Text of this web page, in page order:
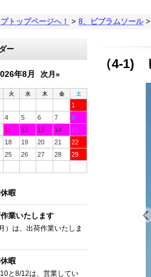
トップページへ！ > 8、ビブラムソール >
ー
年8月 次月»
火 水 木 金 土
1
4 5 6 7
8
11 12 13 14
15
18 19 20 21
22
25 26 27 28
29
暇
業いたします
）は、出荷作業いたしま
暇
と8/12は、営業してい
（4-1)